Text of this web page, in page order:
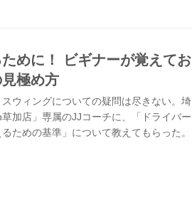
しての顔だった。
めに！ ビギナーが覚えてお
極め方
ウィングについての疑問は尽きない。埼
加店」専属のJJコーチに、「ドライバー
ための基準」について教えてもらった。